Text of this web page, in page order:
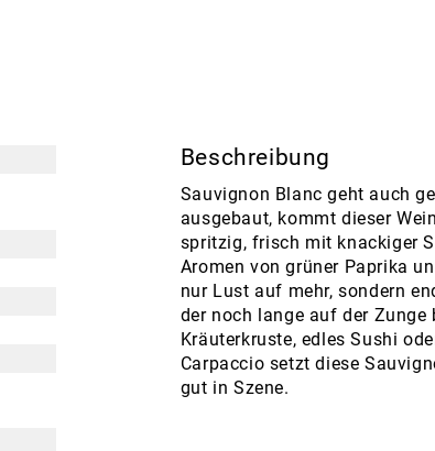
Beschreibung
Sauvignon Blanc geht auch
ausgebaut, kommt dieser
spritzig, frisch mit knackiger
Aromen von grüner Paprika
nur Lust auf mehr, sondern
der noch lange auf der
Kräuterkruste, edles Sushi
Carpaccio setzt diese
gut in Szene.